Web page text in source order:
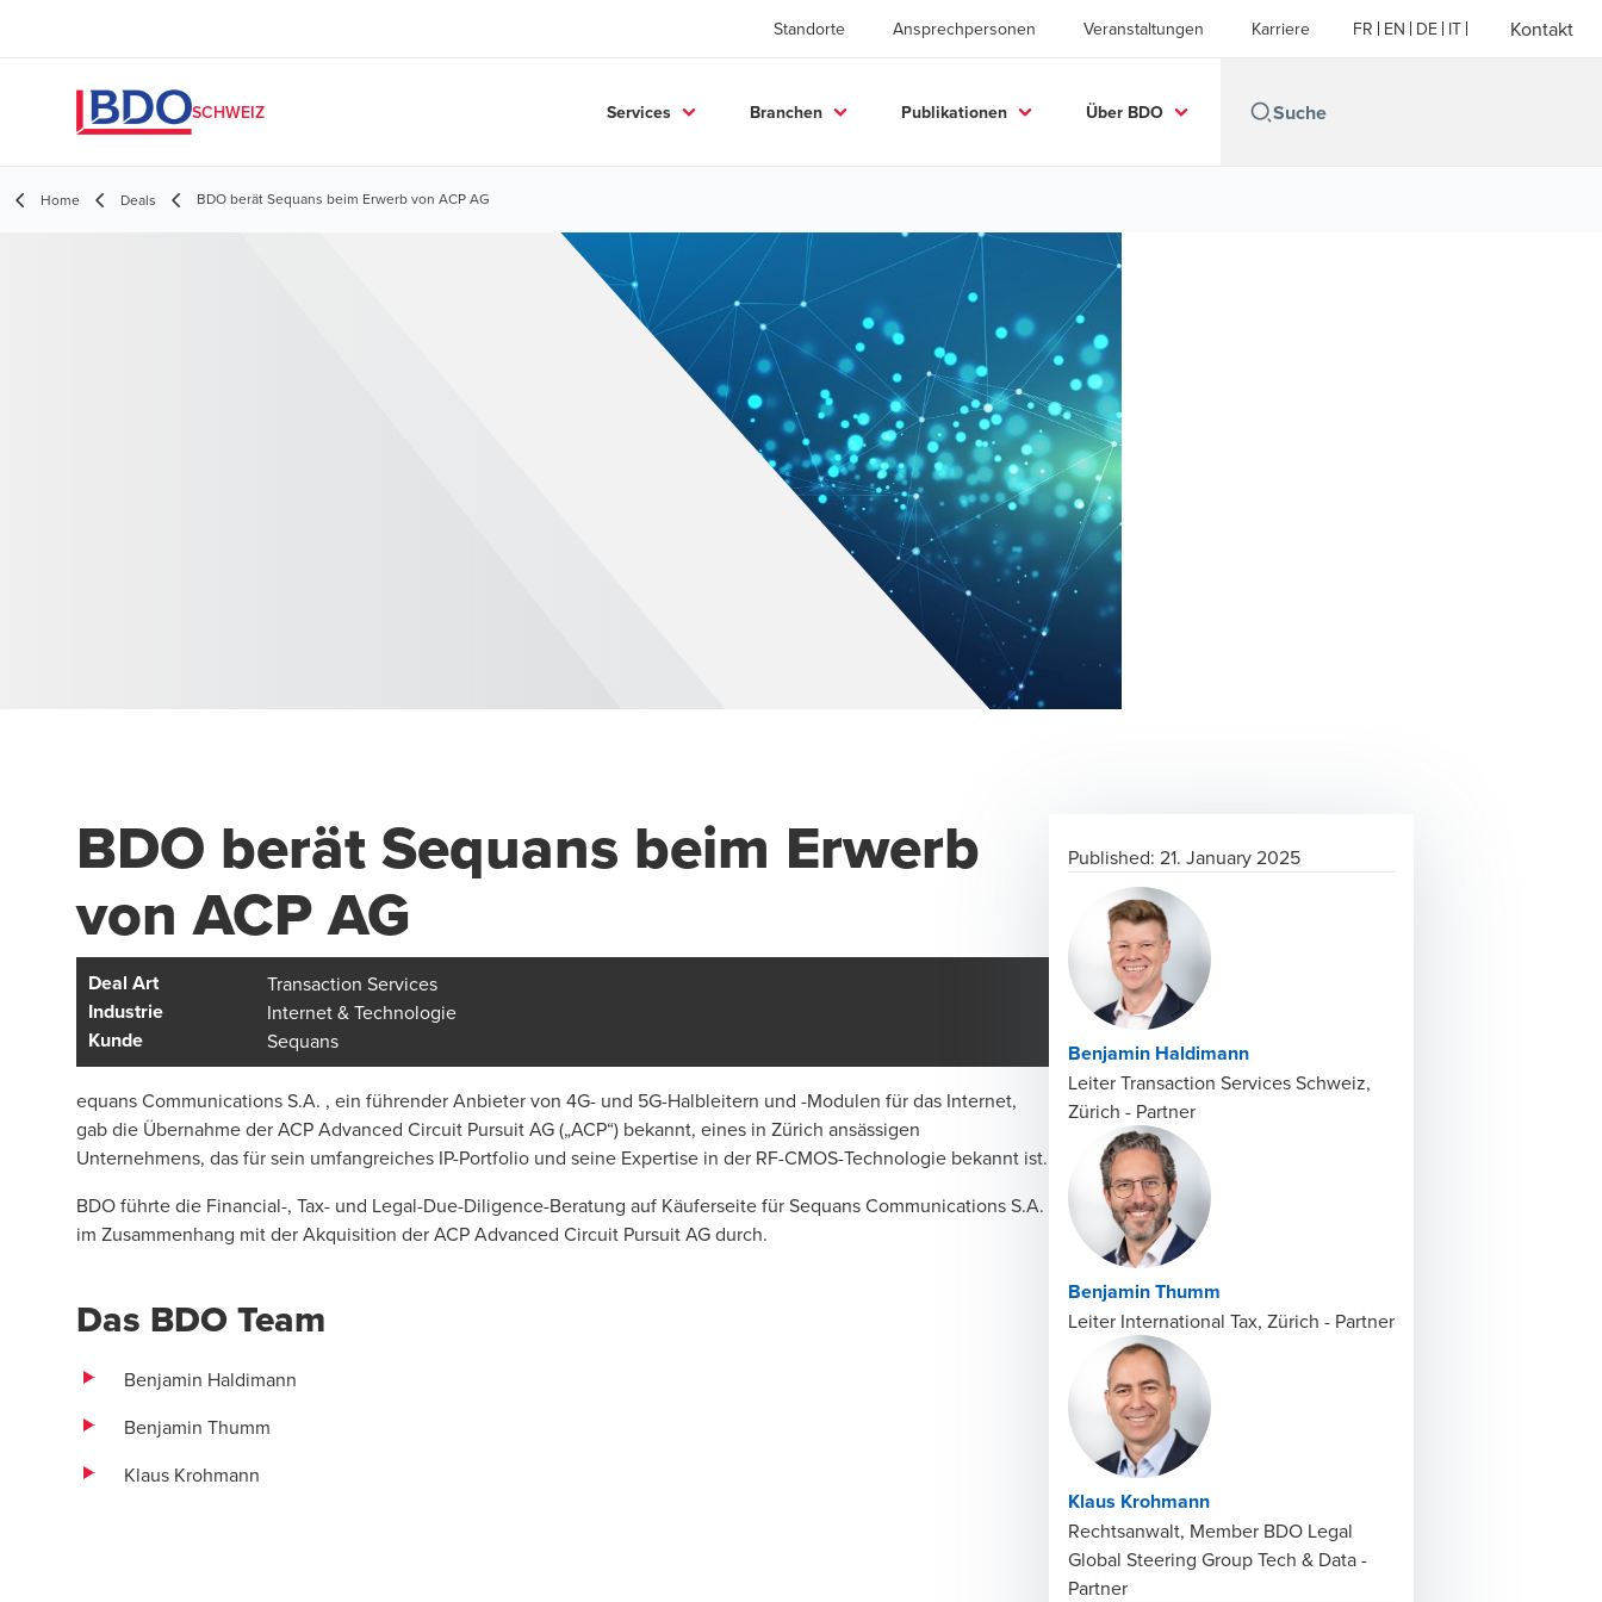
Standorte Ansprechpersonen Veranstaltungen Karriere FR EN DE IT Kontakt
SCHWEIZ Services Branchen Publikationen Über BDO
Home Deals BDO berät Sequans beim Erwerb von ACP AG
BDO berät Sequans beim Erwerb
von ACP AG
Deal Art Transaction Services
Industrie Internet & Technologie
Kunde Sequans
equans Communications S.A. , ein führender Anbieter von 4G- und 5G-Halbleitern und -Modulen für das Internet,
gab die Übernahme der ACP Advanced Circuit Pursuit AG („ACP“) bekannt, eines in Zürich ansässigen
Unternehmens, das für sein umfangreiches IP-Portfolio und seine Expertise in der RF-CMOS-Technologie bekannt ist.
BDO führte die Financial-, Tax- und Legal-Due-Diligence-Beratung auf Käuferseite für Sequans Communications S.A.
im Zusammenhang mit der Akquisition der ACP Advanced Circuit Pursuit AG durch.
Das BDO Team
Benjamin Haldimann
Benjamin Thumm
Klaus Krohmann
Published: 21. January 2025
Benjamin Haldimann
Leiter Transaction Services Schweiz,
Zürich - Partner
Benjamin Thumm
Leiter International Tax, Zürich - Partner
Klaus Krohmann
Rechtsanwalt, Member BDO Legal
Global Steering Group Tech & Data -
Partner